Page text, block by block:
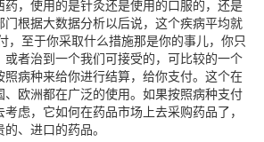
药，使用的是针灸还是使用的口服的，还是
根据大数据分析以后说，这个疾病平均就
，至于你采取什么措施那是你的事儿，你只
者治到一个我们可接受的，可比较的一个
照病种来给你进行结算，给你支付。这个在
、欧洲都在广泛的使用。如果按照病种支付
虑，它如何在药品市场上去采购药品了，
、进口的药品。